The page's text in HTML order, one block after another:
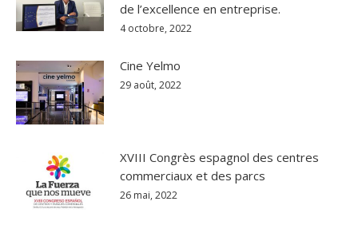
de l’excellence en entreprise.
4 octobre, 2022
Cine Yelmo
29 août, 2022
XVIII Congrès espagnol des centres
commerciaux et des parcs
26 mai, 2022